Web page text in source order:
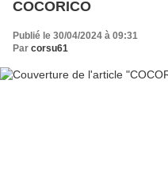
COCORICO
Publié le 30/04/2024 à 09:31
Par corsu61